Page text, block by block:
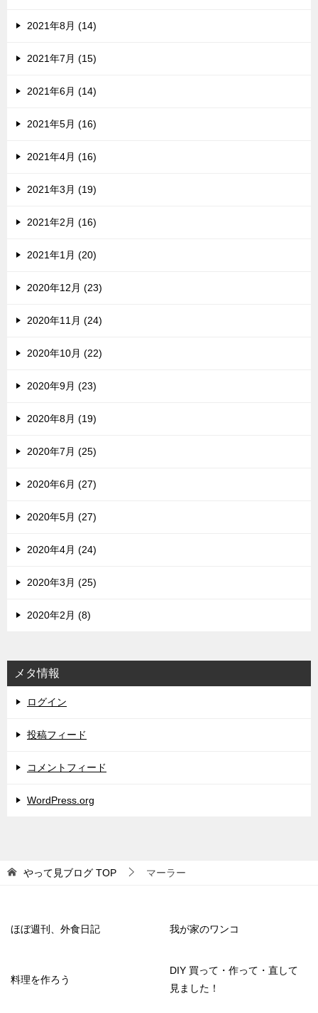
2021年8月 (14)
2021年7月 (15)
2021年6月 (14)
2021年5月 (16)
2021年4月 (16)
2021年3月 (19)
2021年2月 (16)
2021年1月 (20)
2020年12月 (23)
2020年11月 (24)
2020年10月 (22)
2020年9月 (23)
2020年8月 (19)
2020年7月 (25)
2020年6月 (27)
2020年5月 (27)
2020年4月 (24)
2020年3月 (25)
2020年2月 (8)
メタ情報
ログイン
投稿フィード
コメントフィード
WordPress.org
やって見ブログ TOP マーラー
ほぼ週刊、外食日記 我が家のワンコ
料理を作ろう
DIY 買って・作って・直して
見ました！